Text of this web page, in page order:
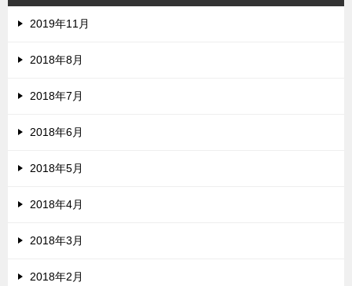
2019年11月
2018年8月
2018年7月
2018年6月
2018年5月
2018年4月
2018年3月
2018年2月